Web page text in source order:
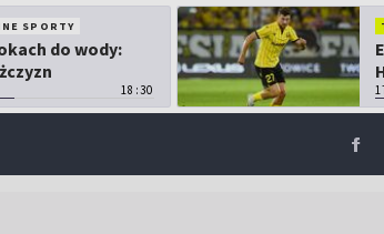
SPORTY
do wody:
18:30